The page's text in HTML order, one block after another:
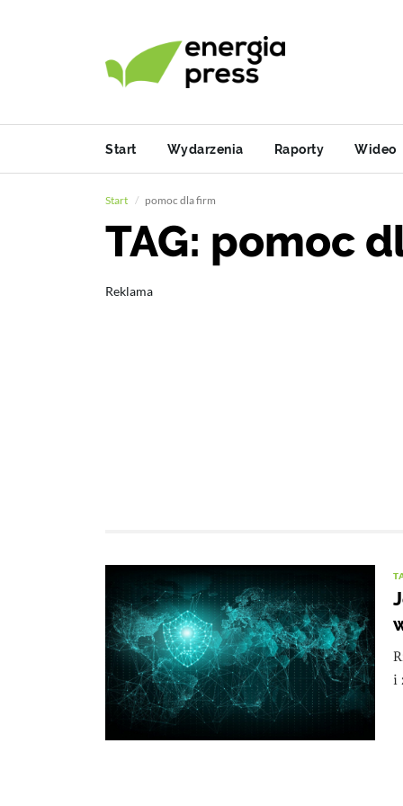
Start Wydarzenia Raporty Wideo
Start pomoc dla firm
TAG: pomoc
Reklama
i